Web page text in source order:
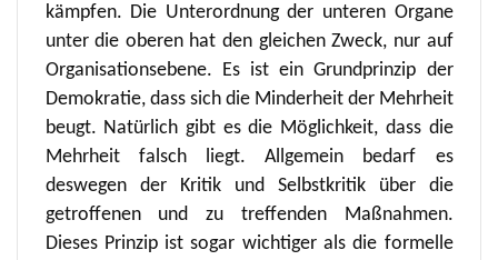
kämpfen. Die Unterordnung der unteren Organe
unter die oberen hat den gleichen Zweck, nur auf
Organisationsebene. Es ist ein Grundprinzip der
Demokratie, dass sich die Minderheit der Mehrheit
beugt. Natürlich gibt es die Möglichkeit, dass die
Mehrheit falsch liegt. Allgemein bedarf es
deswegen der Kritik und Selbstkritik über die
getroffenen und zu treffenden Maßnahmen.
Dieses Prinzip ist sogar wichtiger als die formelle